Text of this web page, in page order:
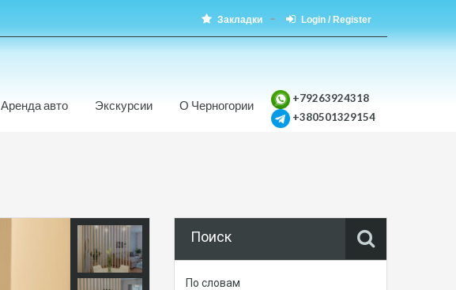
Закладки Login / Register
+79263924318
+380501329154
Аренда авто Экскурсии О Черногории
Поиск
По словам